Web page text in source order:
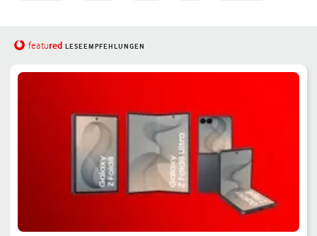
featured LESEEMPFEHLUNGEN